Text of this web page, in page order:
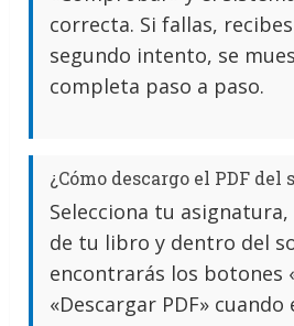
correcta. Si fallas,
segundo intento, se
completa paso a paso.
¿Cómo descargo el PDF
Selecciona tu
de tu libro y dentro del
encontrarás los botones
«Descargar PDF»